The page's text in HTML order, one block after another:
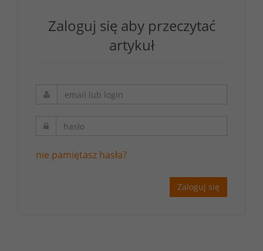
Zaloguj się aby przeczytać
artykuł
nie pamiętasz hasła?
Zaloguj się